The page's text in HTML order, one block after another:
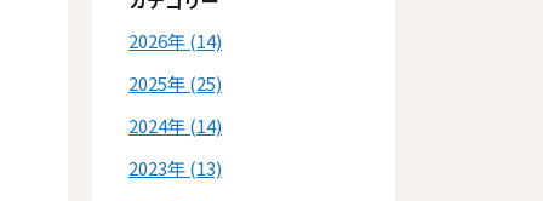
2026
(14)
2025
(25)
2024
(14)
2023
(13)